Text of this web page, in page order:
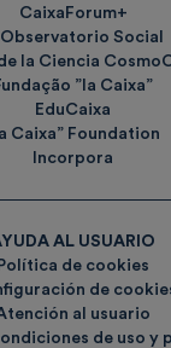
CaixaForum+
Observatorio Social
la Ciencia
”la Caixa”
EduCaixa
Caixa” Foundation
Incorpora
AL USUARIO
Política de cookies
de
al usuario
de uso y